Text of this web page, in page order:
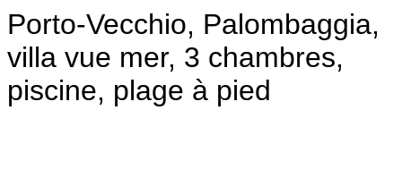
Porto-Vecchio, Palombaggia,
villa vue mer, 3 chambres,
piscine, plage à pied